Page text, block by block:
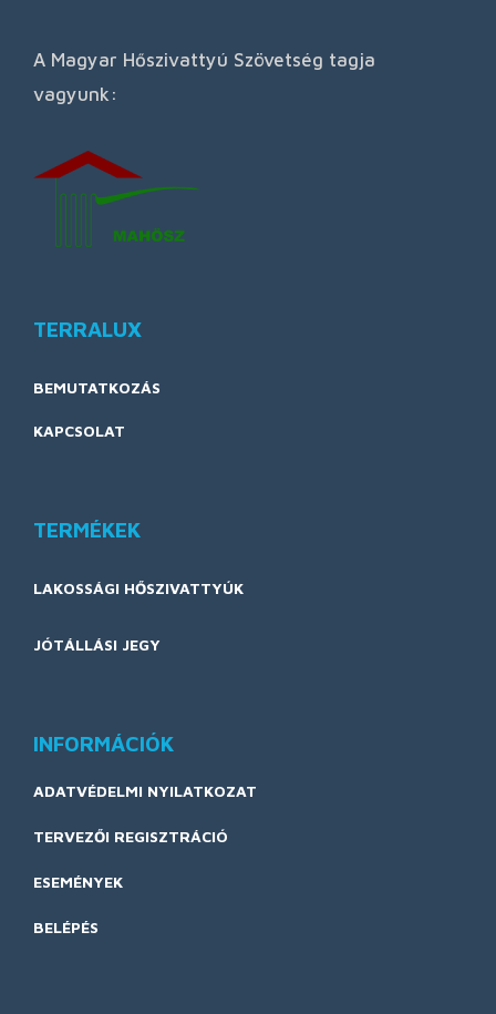
A Magyar Hőszivattyú Szövetség tagja
vagyunk:
TERRALUX
BEMUTATKOZÁS
KAPCSOLAT
TERMÉKEK
LAKOSSÁGI HŐSZIVATTYÚK
JÓTÁLLÁSI JEGY
INFORMÁCIÓK
ADATVÉDELMI NYILATKOZAT
TERVEZŐI REGISZTRÁCIÓ
ESEMÉNYEK
BELÉPÉS